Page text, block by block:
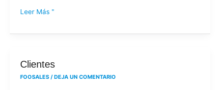
Leer Más "
Clientes
FOOSALES / DEJA UN COMENTARIO
Clientes